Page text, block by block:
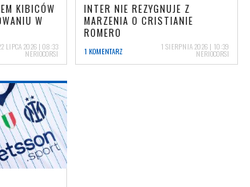
KIBICÓW
W
LIPCA 2026 | 08:33
NERIOCORSI
INTER NIE REZYGNUJE Z
MARZENIA O CRISTIANIE
ROMERO
1 KOMENTARZ 1 SIERPNIA 2026 | 10:39
NERIOCORSI